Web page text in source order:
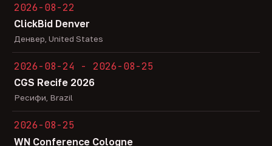
2026-08-22
ClickBid Denver
Денвер, United States
2026-08-24 - 2026-08-25
CGS Recife 2026
Ресифи, Brazil
2026-08-25
WN Conference Cologne